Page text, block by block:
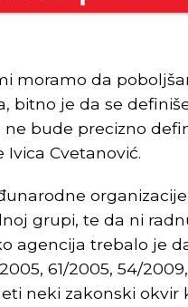
moramo da
bitno je da se
ne bude precizno
Cvetanović.
grupi, te da ni
agencija trebalo je
61/2005, 54/
neki zakonski okvir